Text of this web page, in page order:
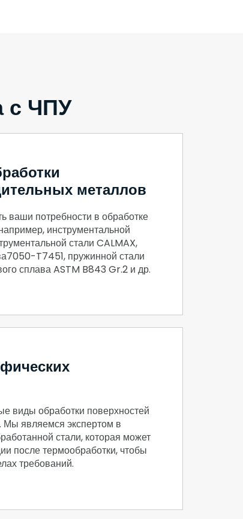
с ЧПУ
металлов
ваши потребности в обработке
инструментальной
стали CALMAX,
T7451, пружинной стали
сплава ASTM B843 Gr.2 и др.
виды обработки поверхностей
Мы являемся экспертом в
стали, которая может
после термообработки, чтобы
требований.